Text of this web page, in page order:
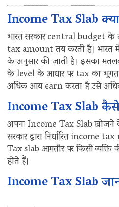
Income Tax Slab
भारत सरकार central budget के
tax amount तय करती है।
के अनुसार की जाती है। इसका
के level के आधार पर tax का
अधिक आय earn करता है उसे अधिक
Income Tax Slab
अपना Income Tax Slab
सरकार द्वारा निर्धारित income
Tax slab आमतौर पर किसी व्यक्ति
होते हैं।
Income Tax Slab